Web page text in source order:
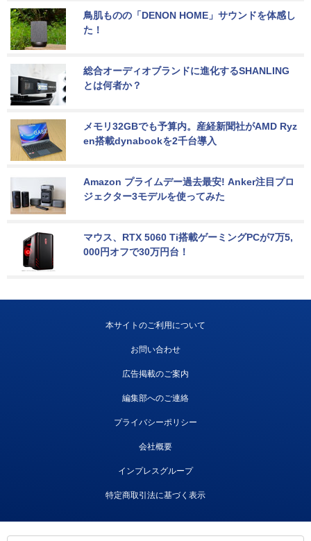
鳥肌ものの「DENON HOME」サウンドを体感し
た！
総合オーディオブランドに進化するSHANLING
とは何者か？
メモリ32GBでも予算内。産経新聞社がAMD Ryz
en搭載dynabookを2千台導入
Amazon プライムデー過去最安! Anker注目プロ
ジェクター3モデルを使ってみた
マウス、RTX 5060 Ti搭載ゲーミングPCが7万5,
000円オフで30万円台！
本サイトのご利用について
お問い合わせ
広告掲載のご案内
編集部へのご連絡
プライバシーポリシー
会社概要
インプレスグループ
特定商取引法に基づく表示